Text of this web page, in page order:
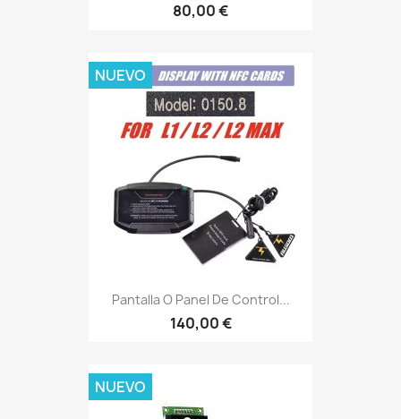
80,00 €
Pantalla O Panel De Control...
140,00 €
NUEVO
NUEVO